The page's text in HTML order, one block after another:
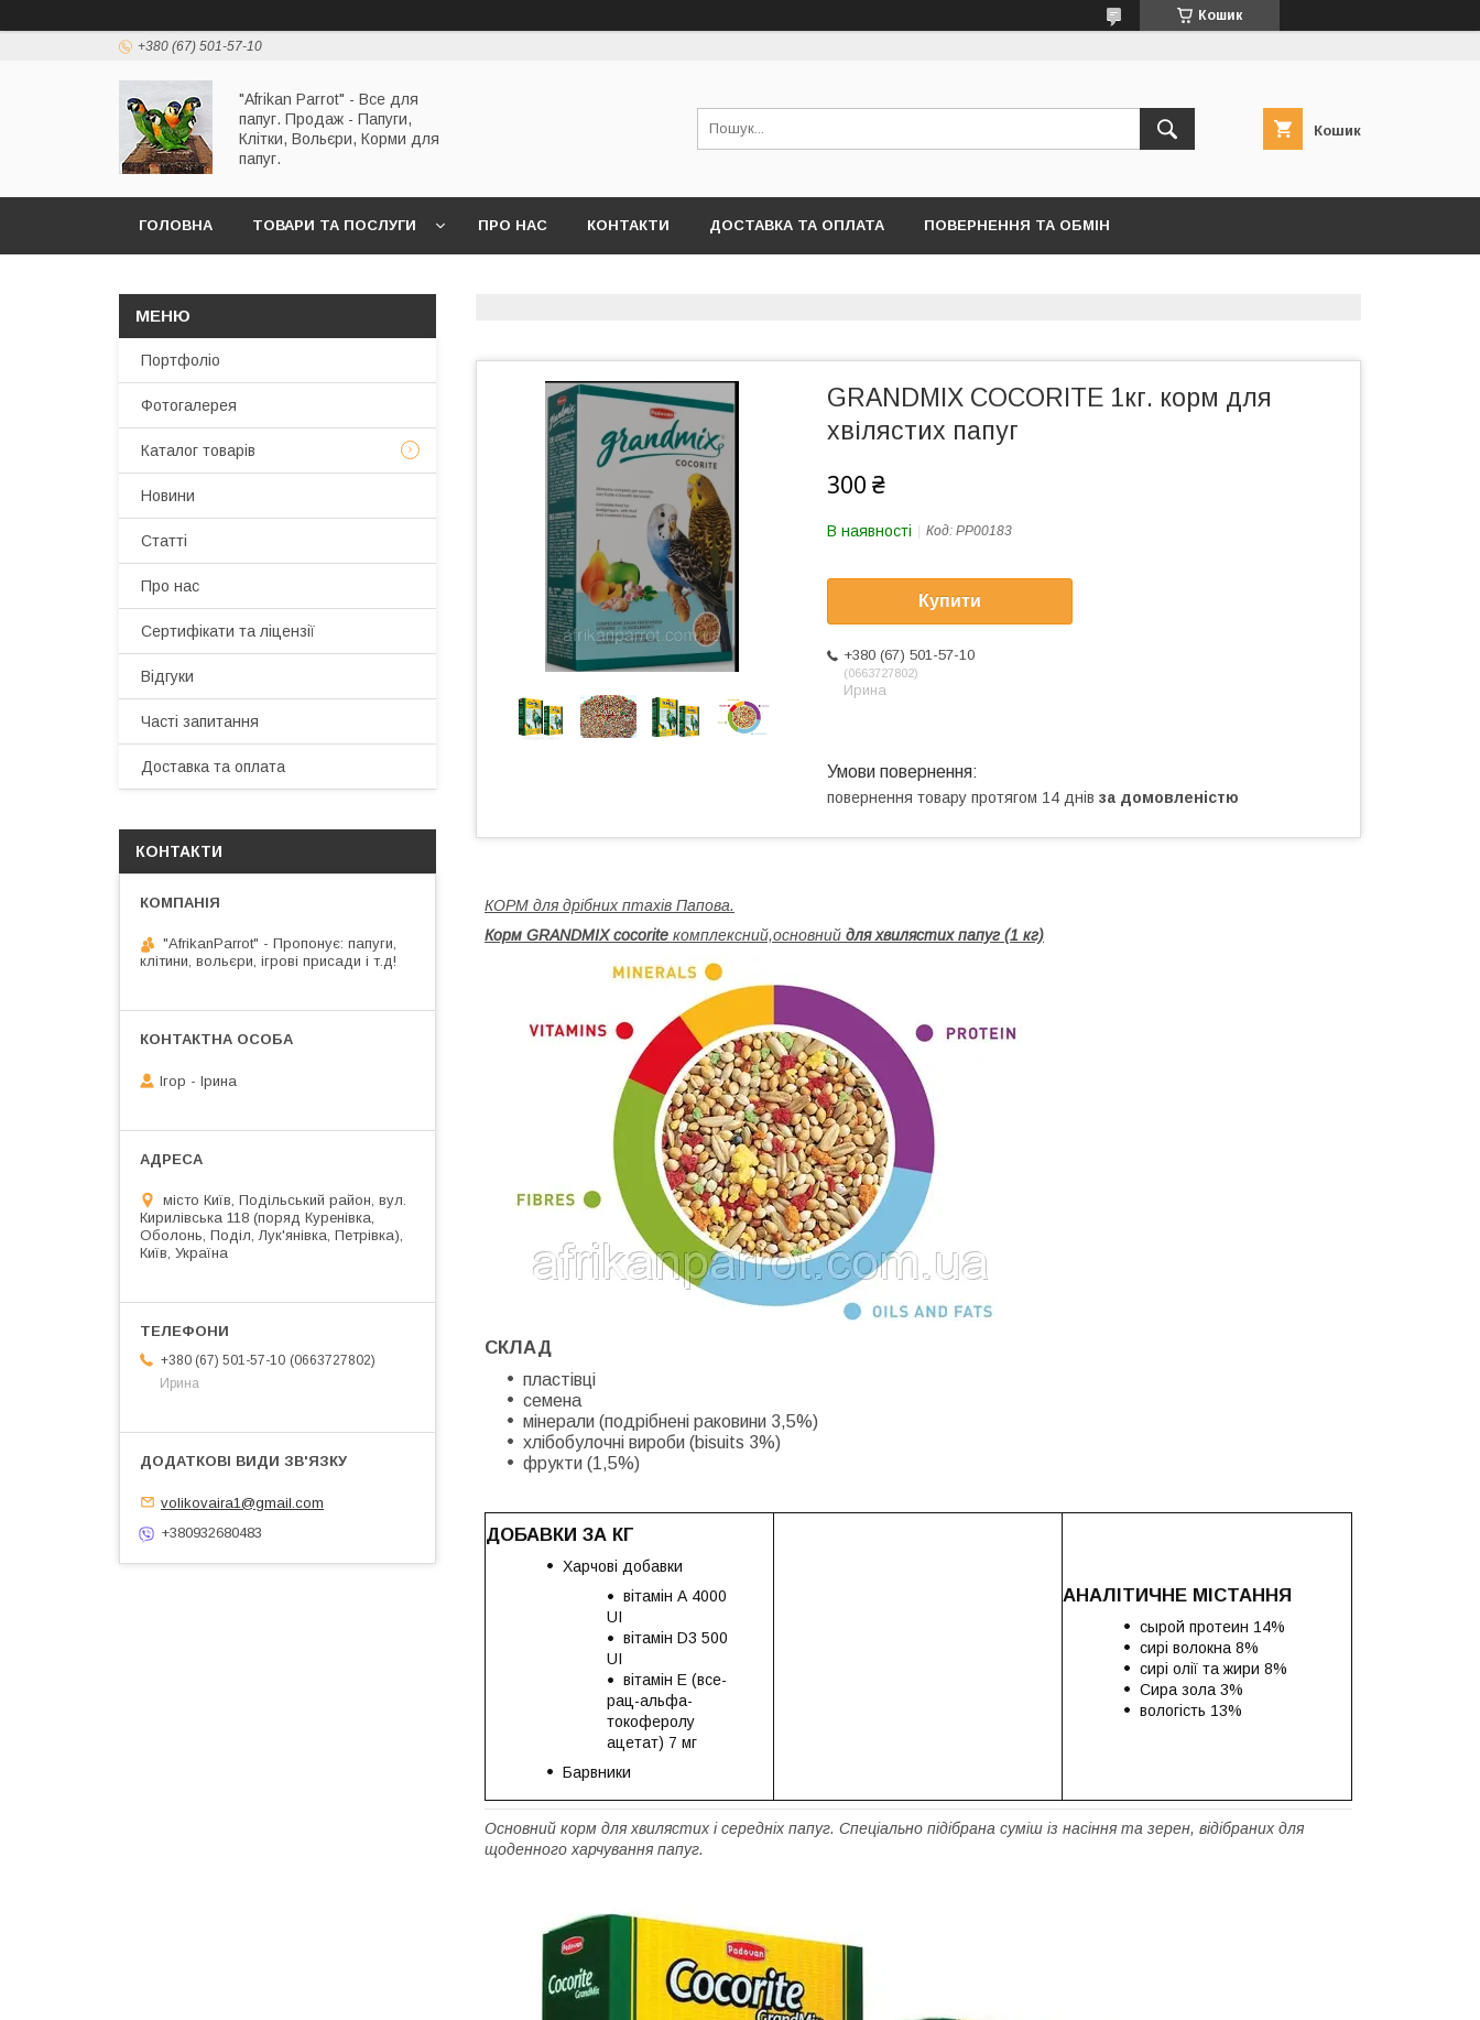
Кошик
+380 (67) 501-57-10
"Afrikan Parrot" - Все для
папуг. Продаж - Папуги,
Клітки, Вольєри, Корми для
папуг.
Кошик
ГОЛОВНА ТОВАРИ ТА ПОСЛУГИ ПРО НАС КОНТАКТИ ДОСТАВКА ТА ОПЛАТА ПОВЕРНЕННЯ ТА ОБМІН
GRANDMIX COCORITE 1кг. корм для
хвілястих папуг
300 ₴
В наявності Код: PP00183
Купити
+380 (67) 501-57-10
0663727802
Ирина
повернення товару протягом 14 днів за домовленістю
КОРМ для дрібних птахів Папова.
Корм GRANDMIX cocorite комплексний,основний для хвилястих папуг (1 кг)
СКЛАД
пластівці
семена
мінерали (подрібнені раковини 3,5%)
хлібобулочні вироби (bisuits 3%)
фрукти (1,5%)
ДОБАВКИ ЗА КГ
Харчові добавки
вітамін А 4000
UI
вітамін D3 500
UI
вітамін Е (все-
рац-альфа-
токоферолу
ацетат) 7 мг
Барвники
АНАЛІТИЧНЕ МІСТАННЯ
сырой протеин 14%
сирі волокна 8%
сирі олії та жири 8%
Сира зола 3%
вологість 13%
Основний корм для хвилястих і середніх папуг. Спеціально підібрана суміш із насіння та зерен, відібраних для
щоденного харчування папуг.
Портфоліо
Фотогалерея
Каталог товарів
Новини
Статті
Про нас
Сертифікати та ліцензії
Відгуки
Часті запитання
Доставка та оплата
КОНТАКТИ
"AfrikanParrot" - Пропонує: папуги,
клітини, вольєри, ігрові присади і т.д!
Ігор - Ірина
місто Київ, Подільський район, вул.
Кирилівська 118 (поряд Куренівка,
Оболонь, Поділ, Лук'янівка, Петрівка),
Київ, Україна
+380 (67) 501-57-10
0663727802
Ирина
volikovaira1@gmail.com
+380932680483